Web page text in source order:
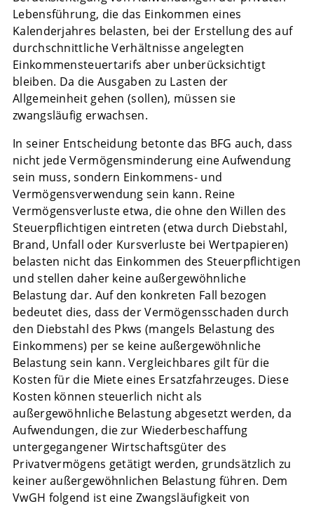
Lebensführung, die das Einkommen eines
Kalenderjahres belasten, bei der Erstellung des auf
durchschnittliche Verhältnisse angelegten
Einkommensteuertarifs aber unberücksichtigt
bleiben. Da die Ausgaben zu Lasten der
Allgemeinheit gehen (sollen), müssen sie
zwangsläufig erwachsen.
In seiner Entscheidung betonte das BFG auch, dass
nicht jede Vermögensminderung eine Aufwendung
sein muss, sondern Einkommens- und
Vermögensverwendung sein kann. Reine
Vermögensverluste etwa, die ohne den Willen des
Steuerpflichtigen eintreten (etwa durch Diebstahl,
Brand, Unfall oder Kursverluste bei Wertpapieren)
belasten nicht das Einkommen des Steuerpflichtigen
und stellen daher keine außergewöhnliche
Belastung dar. Auf den konkreten Fall bezogen
bedeutet dies, dass der Vermögensschaden durch
den Diebstahl des Pkws (mangels Belastung des
Einkommens) per se keine außergewöhnliche
Belastung sein kann. Vergleichbares gilt für die
Kosten für die Miete eines Ersatzfahrzeuges. Diese
Kosten können steuerlich nicht als
außergewöhnliche Belastung abgesetzt werden, da
Aufwendungen, die zur Wiederbeschaffung
untergegangener Wirtschaftsgüter des
Privatvermögens getätigt werden, grundsätzlich zu
keiner außergewöhnlichen Belastung führen. Dem
VwGH folgend ist eine Zwangsläufigkeit von